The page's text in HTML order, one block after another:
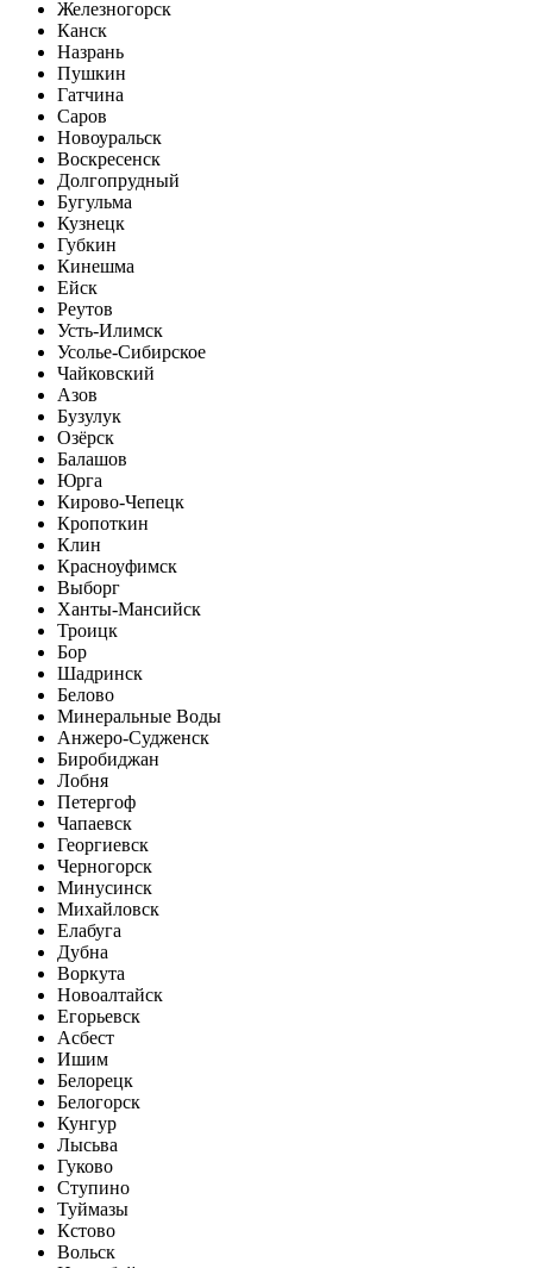
Железногорск
Канск
Назрань
Пушкин
Гатчина
Саров
Новоуральск
Воскресенск
Долгопрудный
Бугульма
Кузнецк
Губкин
Кинешма
Ейск
Реутов
Усть-Илимск
Усолье-Сибирское
Чайковский
Азов
Бузулук
Озёрск
Балашов
Юрга
Кирово-Чепецк
Кропоткин
Клин
Красноуфимск
Выборг
Ханты-Мансийск
Троицк
Бор
Шадринск
Белово
Минеральные Воды
Анжеро-Судженск
Биробиджан
Лобня
Петергоф
Чапаевск
Георгиевск
Черногорск
Минусинск
Михайловск
Елабуга
Дубна
Воркута
Новоалтайск
Егорьевск
Асбест
Ишим
Белорецк
Белогорск
Кунгур
Лысьва
Гуково
Ступино
Туймазы
Кстово
Вольск